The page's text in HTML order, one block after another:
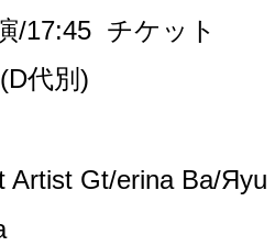
/17:45 チケット
代別)
Artist Gt/erina Ba/